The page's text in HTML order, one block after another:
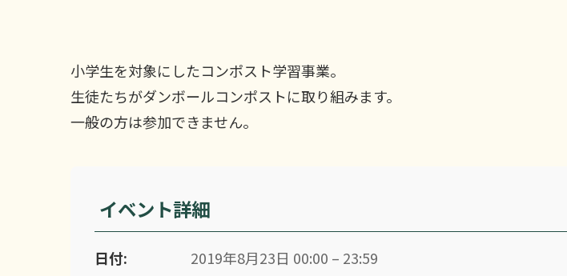
小学生を対象にしたコンポスト学習事業。
生徒たちがダンボールコンポストに取り組みます。
一般の方は参加できません。
イベント詳細
日付:
2019年8月23日 00:00 – 23:59